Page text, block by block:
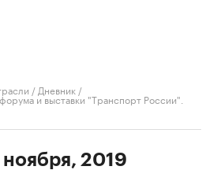
/ Дневник /
и выставки "Транспорт России".
ноября, 2019